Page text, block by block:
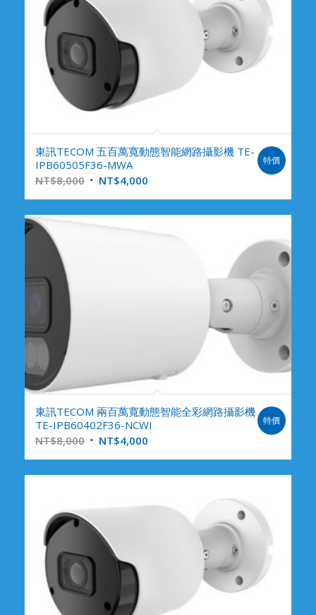
東訊TECOM 五百萬寬動態智能網路攝影機 TE-
IPB60505F36-MWA
NT$8,000 NT$4,000
特價
東訊TECOM 兩百萬寬動態智能全彩網路攝影機
TE-IPB60402F36-NCWI
NT$8,000 NT$4,000
特價